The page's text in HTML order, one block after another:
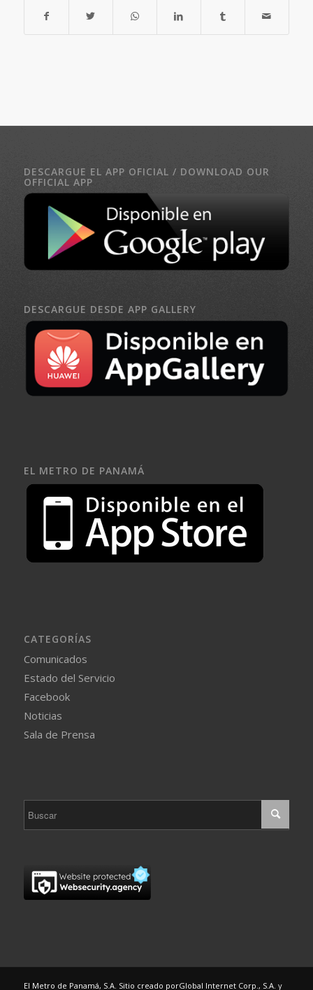
DESCARGUE EL APP OFICIAL / DOWNLOAD OUR
OFFICIAL APP
DESCARGUE DESDE APP GALLERY
EL METRO DE PANAMÁ
CATEGORÍAS
Comunicados
Estado del Servicio
Facebook
Noticias
Sala de Prensa
El Metro de Panamá, S.A. Sitio creado porGlobal Internet Corp., S.A. y